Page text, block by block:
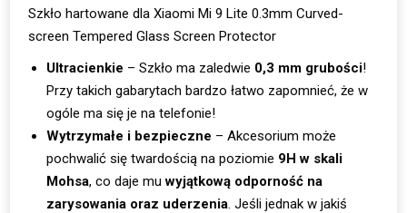
Szkło hartowane dla Xiaomi Mi 9 Lite 0.3mm Curved-
screen Tempered Glass Screen Protector
Ultracienkie – Szkło ma zaledwie 0,3 mm grubości!
Przy takich gabarytach bardzo łatwo zapomnieć, że w
ogóle ma się je na telefonie!
Wytrzymałe i bezpieczne – Akcesorium może
pochwalić się twardością na poziomie 9H w skali
Mohsa, co daje muwyjątkową odporność na
zarysowania oraz uderzenia . Jeśli jednak w jakiś